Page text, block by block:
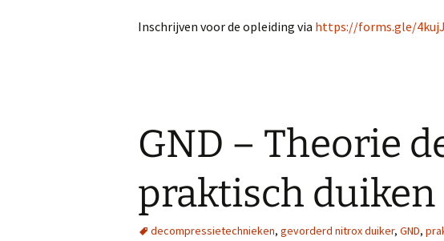
Inschrijven voor de opleiding via https://forms.gle/
GND – Theorie
praktisch duiken
decompressietechnieken, gevorderd nitrox duiker, GND,